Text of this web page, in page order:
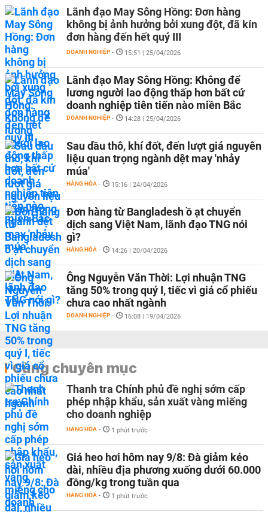
Lãnh đạo May Sông Hồng: Đơn hàng
không bị ảnh hưởng bởi xung đột, đã kín
đơn hàng đến hết quý III
DOANH NGHIỆP - 15:51 | 25/04/2026
Lãnh đạo May Sông Hồng: Không để
lương người lao động thấp hơn bất cứ
doanh nghiệp tiên tiến nào miền Bắc
DOANH NGHIỆP - 14:28 | 25/04/2026
Sau dầu thô, khí đốt, đến lượt giá nguyên
liệu quan trọng ngành dệt may 'nhảy
múa'
HÀNG HÓA - 15:16 | 24/04/2026
Đơn hàng từ Bangladesh ồ ạt chuyển
dịch sang Việt Nam, lãnh đạo TNG nói
gì?
HÀNG HÓA - 14:26 | 20/04/2026
Ông Nguyễn Văn Thời: Lợi nhuận TNG
tăng 50% trong quý I, tiếc vì giá cổ phiếu
chưa cao nhất ngành
DOANH NGHIỆP - 16:08 | 19/04/2026
Cùng chuyên mục
Thanh tra Chính phủ đề nghị sớm cấp
phép nhập khẩu, sản xuất vàng miếng
cho doanh nghiệp
HÀNG HÓA - 1 phút trước
Giá heo hơi hôm nay 9/8: Đà giảm kéo
dài, nhiều địa phương xuống dưới 60.000
đồng/kg trong tuần qua
HÀNG HÓA - 1 phút trước